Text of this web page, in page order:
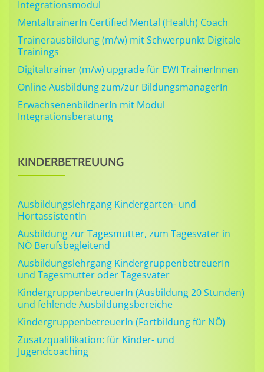
Integrationsmodul
MentaltrainerIn Certified Mental (Health) Coach
Trainerausbildung (m/w) mit Schwerpunkt Digitale
Trainings
Digitaltrainer (m/w) upgrade für EWI TrainerInnen
Online Ausbildung zum/zur BildungsmanagerIn
ErwachsenenbildnerIn mit Modul
Integrationsberatung
KINDERBETREUUNG
Ausbildungslehrgang Kindergarten- und
HortassistentIn
Ausbildung zur Tagesmutter, zum Tagesvater in
NÖ Berufsbegleitend
Ausbildungslehrgang KindergruppenbetreuerIn
und Tagesmutter oder Tagesvater
KindergruppenbetreuerIn (Ausbildung 20 Stunden)
und fehlende Ausbildungsbereiche
KindergruppenbetreuerIn (Fortbildung für NÖ)
Zusatzqualifikation: für Kinder- und
Jugendcoaching